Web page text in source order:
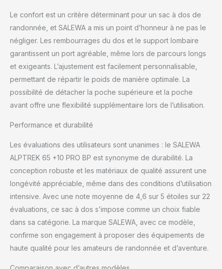
Le confort est un critère déterminant pour un sac à dos de
randonnée, et SALEWA a mis un point d’honneur à ne pas le
négliger. Les rembourrages du dos et le support lombaire
garantissent un port agréable, même lors de parcours longs
et exigeants. L’ajustement est facilement personnalisable,
permettant de répartir le poids de manière optimale. La
possibilité de détacher la poche supérieure et la poche
avant offre une flexibilité supplémentaire lors de l’utilisation.
Performance et durabilité
Les évaluations des utilisateurs sont unanimes : le SALEWA
ALPTREK 65 +10 PRO BP est synonyme de durabilité. La
conception robuste et les matériaux de qualité assurent une
longévité appréciable, même dans des conditions d’utilisation
intensive. Avec une note moyenne de 4,6 sur 5 étoiles sur 22
évaluations, ce sac à dos s’impose comme un choix fiable
dans sa catégorie. La marque SALEWA, avec ce modèle,
confirme son engagement à proposer des équipements de
haute qualité pour les amateurs de randonnée et d’aventure.